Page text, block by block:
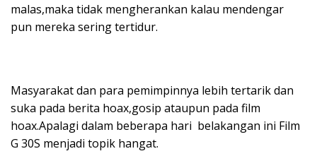
malas,maka tidak mengherankan kalau mendengar
pun mereka sering tertidur.
Masyarakat dan para pemimpinnya lebih tertarik dan
suka pada berita hoax,gosip ataupun pada film
hoax.Apalagi dalam beberapa hari belakangan ini Film
G 30S menjadi topik hangat.